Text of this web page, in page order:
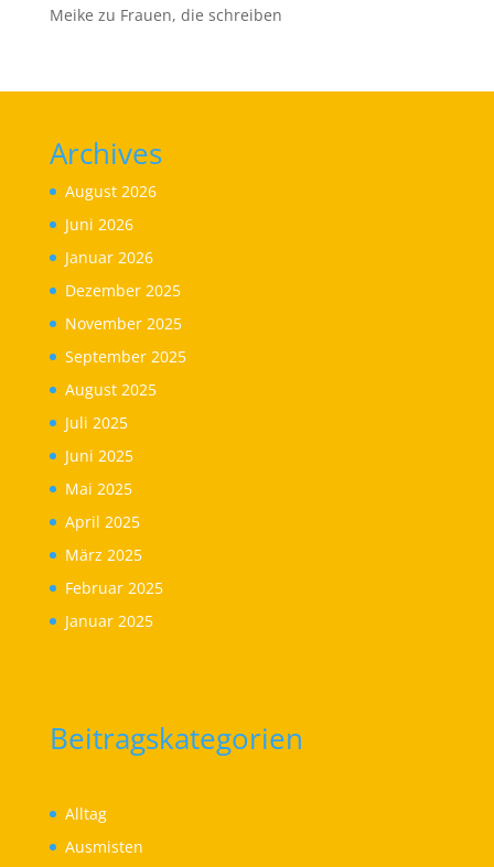
Meike zu Frauen, die schreiben
Archives
August 2026
Juni 2026
Januar 2026
Dezember 2025
November 2025
September 2025
August 2025
Juli 2025
Juni 2025
Mai 2025
April 2025
März 2025
Februar 2025
Januar 2025
Beitragskategorien
Alltag
Ausmisten